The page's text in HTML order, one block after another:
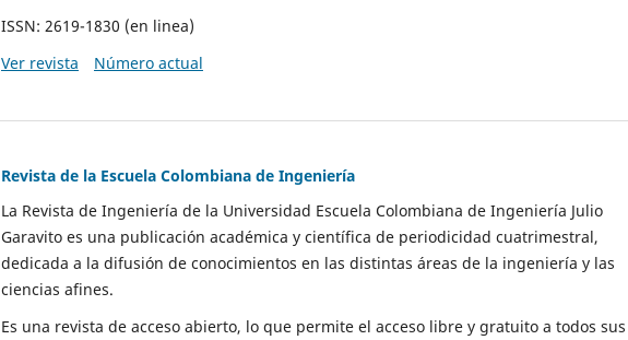
ISSN: 2619-1830 (en linea)
Ver revista
Número actual
Revista de la Escuela Colombiana de Ingeniería
La Revista de Ingeniería de la Universidad Escuela Colombiana de Ingeniería Julio
Garavito es una publicación académica y científica de periodicidad cuatrimestral,
dedicada a la difusión de conocimientos en las distintas áreas de la ingeniería y las
ciencias afines.
Es una revista de acceso abierto, lo que permite el acceso libre y gratuito a todos sus